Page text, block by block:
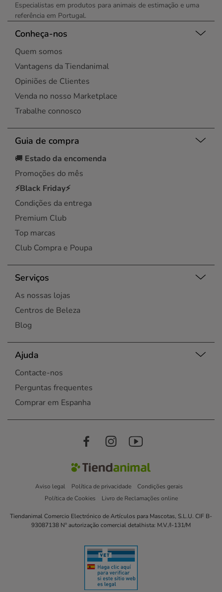
Especialistas em produtos para animais de estimação e uma
referência em Portugal.
Conheça-nos
Quem somos
Vantagens da Tiendanimal
Opiniões de Clientes
Venda no nosso Marketplace
Trabalhe connosco
Guia de compra
🚚 Estado da encomenda
Promoções do mês
⚡Black Friday⚡
Condições da entrega
Premium Club
Top marcas
Club Compra e Poupa
Serviços
As nossas lojas
Centros de Beleza
Blog
Ajuda
Contacte-nos
Perguntas frequentes
Comprar em Espanha
Aviso legal Política de privacidade
Condições gerais
Política de Cookies
Livro de Reclamações online
Tiendanimal Comercio Electrónico de Artículos para Mascotas, S.L.U. CIF B-
93087138 Nº autorização comercial detalhista: M.V./I-131/M